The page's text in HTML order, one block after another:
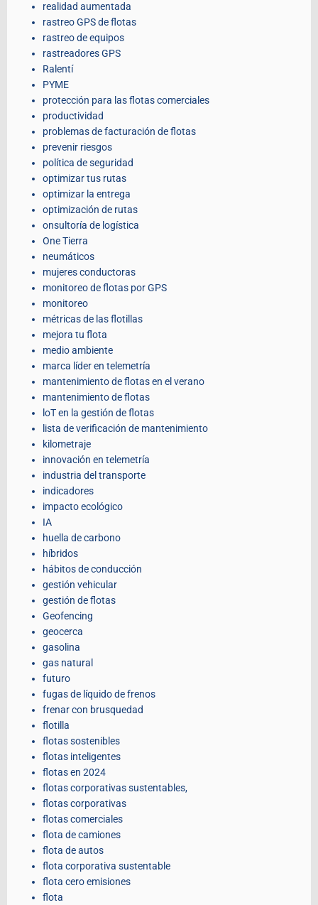
realidad aumentada
rastreo GPS de flotas
rastreo de equipos
rastreadores GPS
Ralentí
PYME
protección para las flotas comerciales
productividad
problemas de facturación de flotas
prevenir riesgos
política de seguridad
optimizar tus rutas
optimizar la entrega
optimización de rutas
onsultoría de logística
One Tierra
neumáticos
mujeres conductoras
monitoreo de flotas por GPS
monitoreo
métricas de las flotillas
mejora tu flota
medio ambiente
marca líder en telemetría
mantenimiento de flotas en el verano
mantenimiento de flotas
loT en la gestión de flotas
lista de verificación de mantenimiento
kilometraje
innovación en telemetría
industria del transporte
indicadores
impacto ecológico
IA
huella de carbono
híbridos
hábitos de conducción
gestión vehicular
gestión de flotas
Geofencing
geocerca
gasolina
gas natural
futuro
fugas de líquido de frenos
frenar con brusquedad
flotilla
flotas sostenibles
flotas inteligentes
flotas en 2024
flotas corporativas sustentables,
flotas corporativas
flotas comerciales
flota de camiones
flota de autos
flota corporativa sustentable
flota cero emisiones
flota